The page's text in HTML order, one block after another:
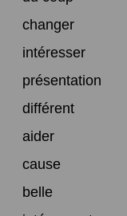
changer
intéresser
présentation
différent
aider
cause
belle